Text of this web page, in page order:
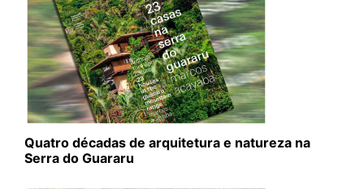
Quatro décadas de arquitetura e natureza na
Serra do Guararu